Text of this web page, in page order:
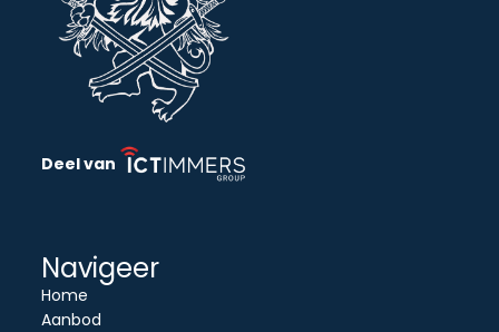
Deel van
Navigeer
Home
Aanbod